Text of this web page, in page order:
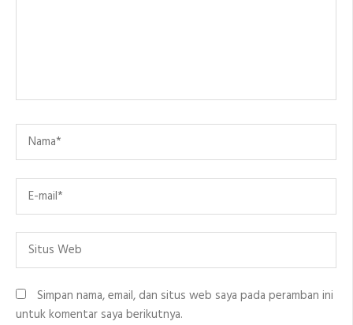
Name
Email
Situs
Web
Simpan nama, email, dan situs web saya pada peramban ini
untuk komentar saya berikutnya.